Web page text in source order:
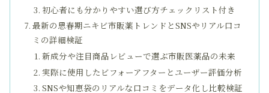
初心者にも分かりやすい選び方チェックリスト付き
最新の思春期ニキビ市販薬トレンドとSNSやリアル口コ
ミの詳細検証
新成分や注目商品レビューで選ぶ市販医薬品の未来
実際に使用したビフォーアフターとユーザー評価分析
SNSや知恵袋のリアルな口コミをデータ化し比較検証